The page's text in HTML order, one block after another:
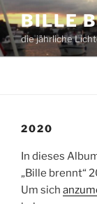
Zum
Inhalt
springen
BILLE
die jährliche
2020
In dieses
„Bille brennt“
Um sich